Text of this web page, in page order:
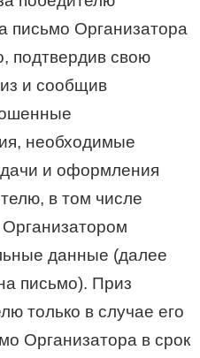
письмо Организатора
подтвердив свою
и сообщив
необходимые
и оформления
в том числе
данные (далее
письмо). Приз
только в случае его
Организатора в срок